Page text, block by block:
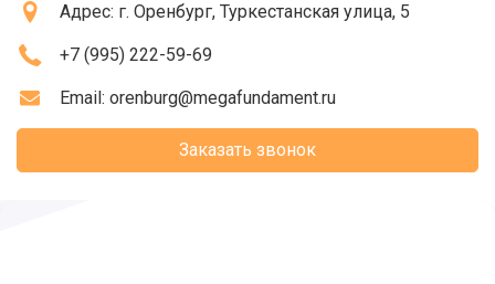
Адрес: г. Оренбург, Туркестанская улица, 5
+7 (995) 222-59-69
Email: orenburg@megafundament.ru
Заказать звонок